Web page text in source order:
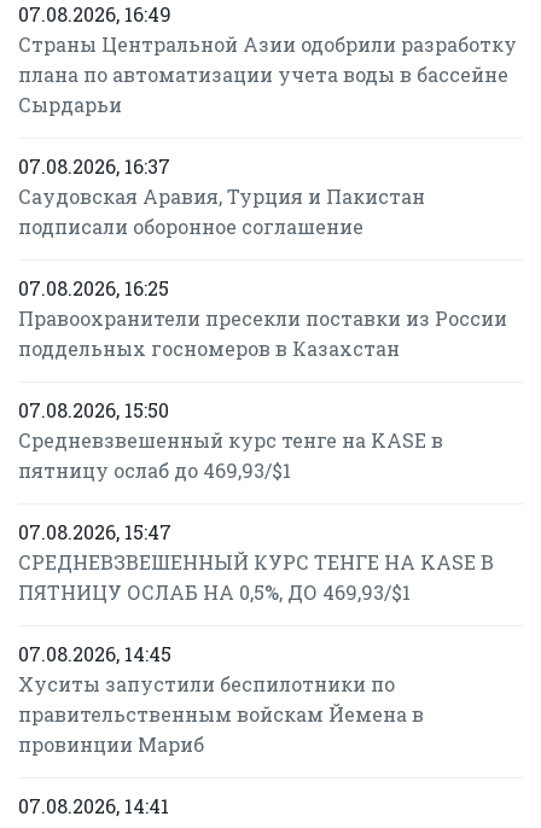
07.08.2026, 16:49
Страны Центральной Азии одобрили разработку
плана по автоматизации учета воды в бассейне
Сырдарьи
07.08.2026, 16:37
Саудовская Аравия, Турция и Пакистан
подписали оборонное соглашение
07.08.2026, 16:25
Правоохранители пресекли поставки из России
поддельных госномеров в Казахстан
07.08.2026, 15:50
Средневзвешенный курс тенге на KASE в
пятницу ослаб до 469,93/$1
07.08.2026, 15:47
СРЕДНЕВЗВЕШЕННЫЙ КУРС ТЕНГЕ НА KASE В
ПЯТНИЦУ ОСЛАБ НА 0,5%, ДО 469,93/$1
07.08.2026, 14:45
Хуситы запустили беспилотники по
правительственным войскам Йемена в
провинции Мариб
07.08.2026, 14:41